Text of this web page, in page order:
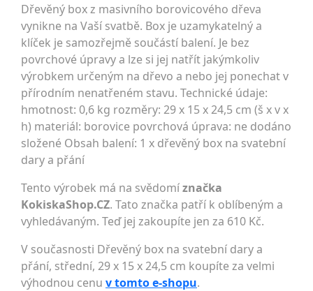
Dřevěný box z masivního borovicového dřeva
vynikne na Vaší svatbě. Box je uzamykatelný a
klíček je samozřejmě součástí balení. Je bez
povrchové úpravy a lze si jej natřít jakýmkoliv
výrobkem určeným na dřevo a nebo jej ponechat v
přírodním nenatřeném stavu. Technické údaje:
hmotnost: 0,6 kg rozměry: 29 x 15 x 24,5 cm (š x v x
h) materiál: borovice povrchová úprava: ne dodáno
složené Obsah balení: 1 x dřevěný box na svatební
dary a přání
Tento výrobek má na svědomíznačka
KokiskaShop.CZ. Tato značka patří k oblíbeným a
vyhledávaným. Teď jej zakoupíte jen za 610 Kč.
V současnosti Dřevěný box na svatební dary a
přání, střední, 29 x 15 x 24,5 cm koupíte za velmi
výhodnou cenu v tomto e-shopu.